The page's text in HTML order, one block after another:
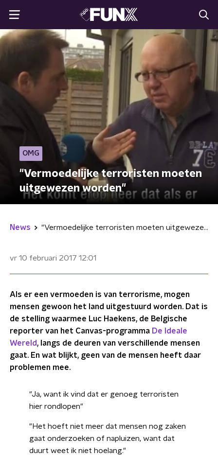
OMG
"Vermoedelijke terroristen moeten
uitgewezen worden"
News "Vermoedelijke terroristen moeten uitgewezen worden"
vr 10 februari 2017 12:01
Als er een vermoeden is van terrorisme, mogen
mensen gewoon het land uitgestuurd worden. Dat is
de stelling waarmee Luc Haekens, de Belgische
reporter van het Canvas-programma De Ideale
Wereld, langs de deuren van verschillende mensen
gaat. En wat blijkt, geen van de mensen heeft daar
problemen mee.
"Ja, want ik vind dat er genoeg terroristen
hier rondlopen"
"Het hoeft niet meer dat mensen nog zaken
gaat onderzoeken of napluizen, want dat
duurt weet ik niet hoelang."